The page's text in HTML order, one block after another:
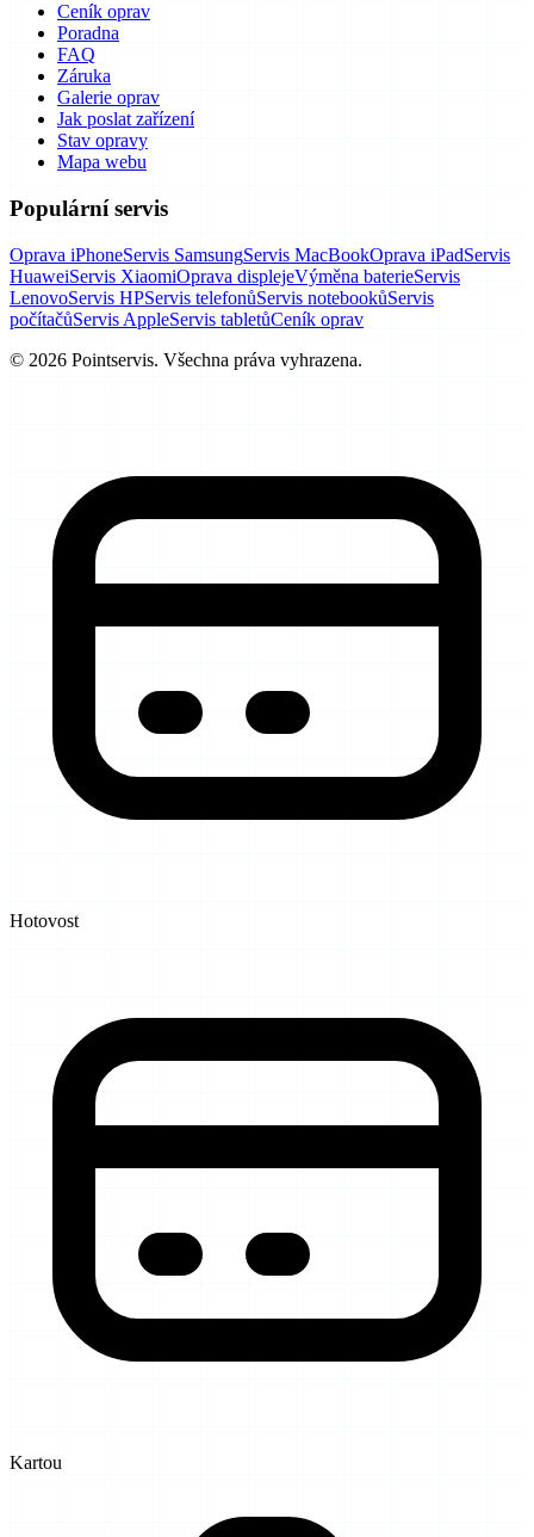
Ceník oprav
Poradna
FAQ
Záruka
Galerie oprav
Jak poslat zařízení
Stav opravy
Mapa webu
Populární servis
Oprava iPhoneServis SamsungServis MacBookOprava iPadServis
HuaweiServis XiaomiOprava displejeVýměna baterieServis
LenovoServis HPServis telefonůServis notebookůServis
počítačůServis AppleServis tabletůCeník oprav
© 2026 Pointservis. Všechna práva vyhrazena.
Hotovost
Kartou